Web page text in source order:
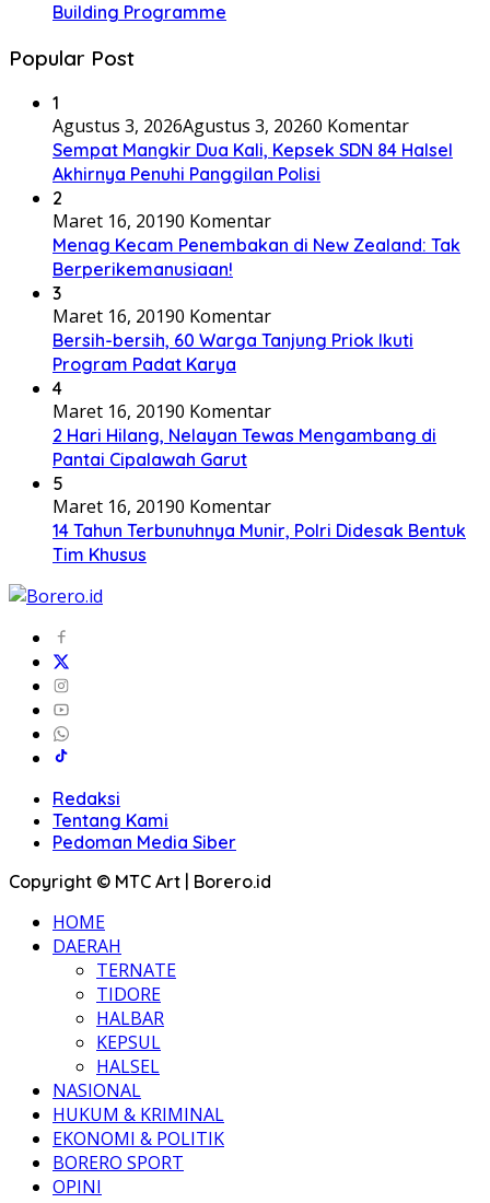
Building Programme
Popular Post
1
Agustus 3, 2026Agustus 3, 20260 Komentar
Sempat Mangkir Dua Kali, Kepsek SDN 84 Halsel
Akhirnya Penuhi Panggilan Polisi
2
Maret 16, 20190 Komentar
Menag Kecam Penembakan di New Zealand: Tak
Berperikemanusiaan!
3
Maret 16, 20190 Komentar
Bersih-bersih, 60 Warga Tanjung Priok Ikuti
Program Padat Karya
4
Maret 16, 20190 Komentar
2 Hari Hilang, Nelayan Tewas Mengambang di
Pantai Cipalawah Garut
5
Maret 16, 20190 Komentar
14 Tahun Terbunuhnya Munir, Polri Didesak Bentuk
Tim Khusus
Redaksi
Tentang Kami
Pedoman Media Siber
Copyright © MTC Art | Borero.id
HOME
DAERAH
TERNATE
TIDORE
HALBAR
KEPSUL
HALSEL
NASIONAL
HUKUM & KRIMINAL
EKONOMI & POLITIK
BORERO SPORT
OPINI